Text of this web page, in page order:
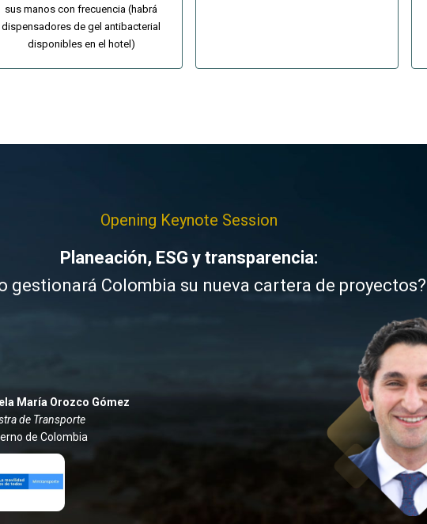
sus manos con frecuencia (habrá
dispensadores de gel antibacterial
disponibles en el hotel)
Opening Keynote Session
Planeación, ESG y transparencia:
gestionará Colombia su nueva cartera de proyectos?
María Orozco Gómez
de Transporte
de Colombia